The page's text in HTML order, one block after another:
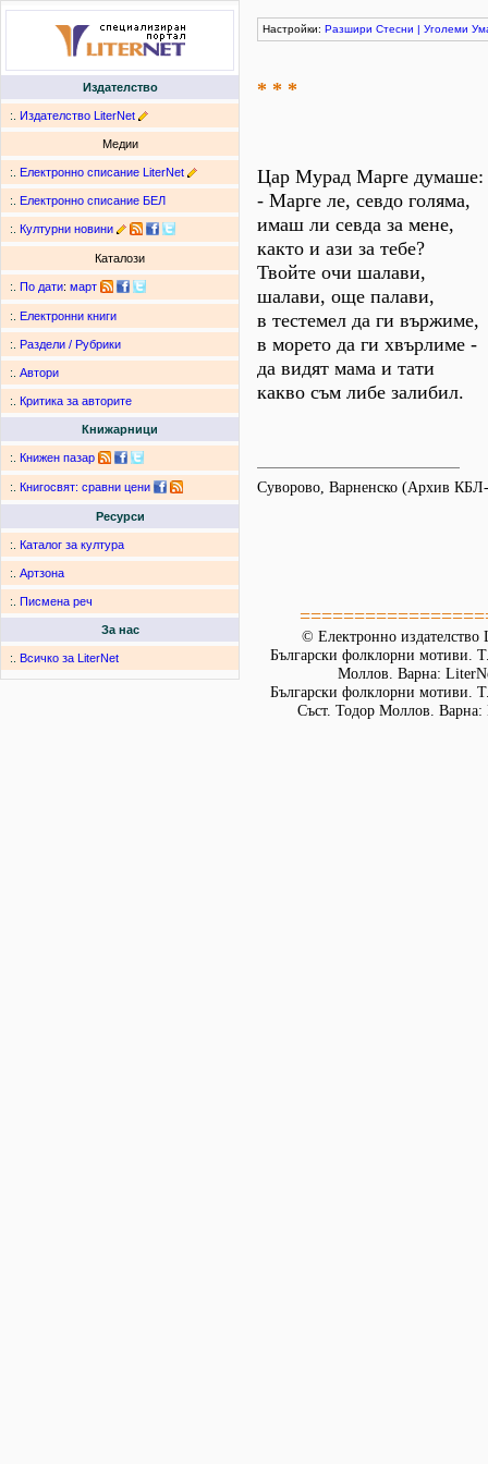
Издателство
:. Издателство LiterNet
Медии
:. Електронно списание LiterNet
:. Електронно списание БЕЛ
:. Културни новини
Каталози
:. По дати: март
:. Електронни книги
:. Раздели / Рубрики
:. Автори
:. Критика за авторите
Книжарници
:. Книжен пазар
:. Книгосвят: сравни цени
Ресурси
:. Каталог за култура
:. Артзона
:. Писмена реч
За нас
:. Всичко за LiterNet
Настройки: Разшири Стесни | Уголеми
* * *
Цар Мурад Марге думаше:
- Марге ле, севдо голяма,
имаш ли севда за мене,
както и ази за тебе?
Твойте очи шалави,
шалави, още палави,
в тестемел да ги вържиме,
в морето да ги хвърлиме -
да видят мама и тати
какво съм либе залибил.
Суворово, Варненско (Архив
© Електронно издателство
Български фолклорни мотиви.
Моллов. Варна:
Български фолклорни мотиви.
Съст. Тодор Моллов. Варна: